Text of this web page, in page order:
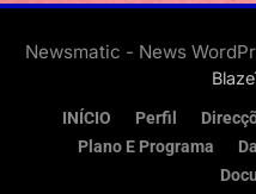
Newsmatic - News
INÍCIO Perfil
Plano E Programa